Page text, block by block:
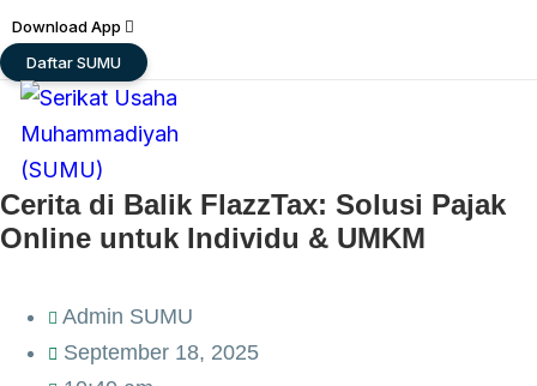
Download App
Daftar SUMU
Toggle
navigation
Cerita di Balik FlazzTax: Solusi Pajak
Online untuk Individu & UMKM
Admin SUMU
September 18, 2025